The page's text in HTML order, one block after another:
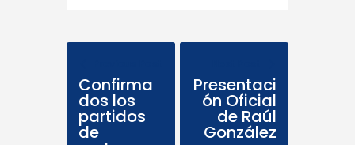
Confirma
dos los
partidos
de
Presentaci
ón Oficial
de Raúl
González